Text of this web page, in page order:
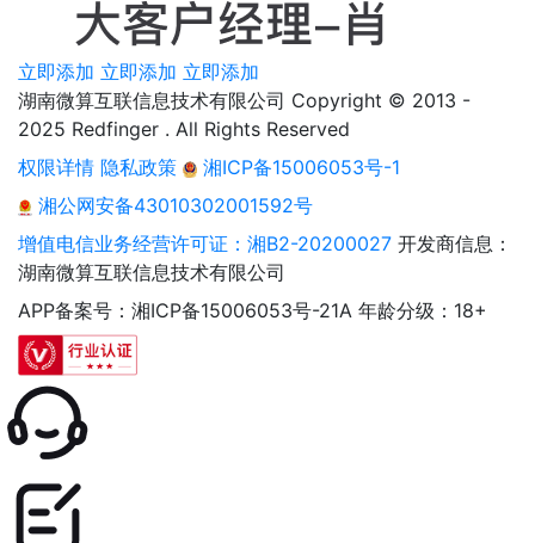
立即添加 立即添加 立即添加
湖南微算互联信息技术有限公司 Copyright © 2013 -
2025 Redfinger . All Rights Reserved
权限详情 隐私政策
湘ICP备15006053号-1
湘公网安备43010302001592号
增值电信业务经营许可证：湘B2-20200027 开发商信息：
湖南微算互联信息技术有限公司
APP备案号：湘ICP备15006053号-21A 年龄分级：18+